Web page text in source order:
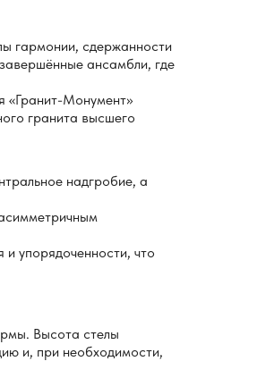
гармонии, сдержанности
ансамбли, где
«Гранит-Монумент»
гранита высшего
надгробие, а
упорядоченности, что
Высота стелы
и, при необходимости,